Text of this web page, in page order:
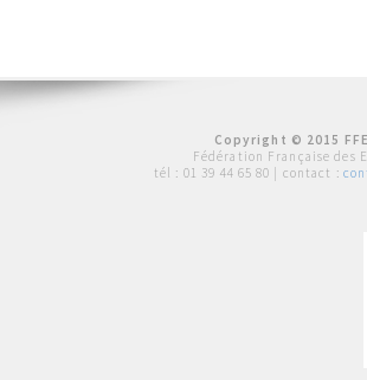
Copyright © 2015
Fédération Française des
tél : 01 39 44 65 80 | contact :